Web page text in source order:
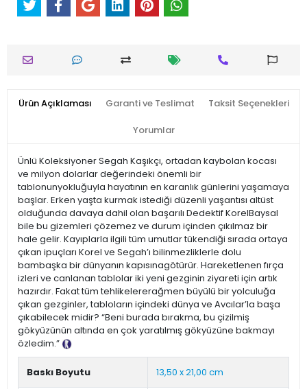
Ürün Açıklaması Garanti ve Teslimat Taksit Seçenekleri
Yorumlar
Ünlü Koleksiyoner Segah Kaşıkçı, ortadan kaybolan kocası
ve milyon dolarlar değerindeki önemli bir
tablonunyokluğuyla hayatının en karanlık günlerini yaşamaya
başlar. Erken yaşta kurmak istediği düzenli yaşantısı altüst
olduğunda davaya dahil olan başarılı Dedektif KorelBaysal
bile bu gizemleri çözemez ve durum içinden çıkılmaz bir
hale gelir. Kayıplarla ilgili tüm umutlar tükendiği sırada ortaya
çıkan ipuçları Korel ve Segah’ı bilinmezliklerle dolu
bambaşka bir dünyanın kapısınagötürür. Hareketlenen fırça
izleri ve canlanan tablolar iki yeni gezginin ziyareti için artık
hazırdır. Fakat tüm tehlikelererağmen büyülü bir yolculuğa
çıkan gezginler, tabloların içindeki dünya ve Avcılar’la başa
çıkabilecek midir? “Beni burada bırakma, bu çizilmiş
gökyüzünün altında en çok yaratılmış gökyüzüne bakmayı
özledim.”
Baskı Boyutu 13,50 x 21,00 cm